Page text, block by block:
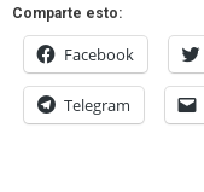
Comparte esto:
Facebook
Telegram